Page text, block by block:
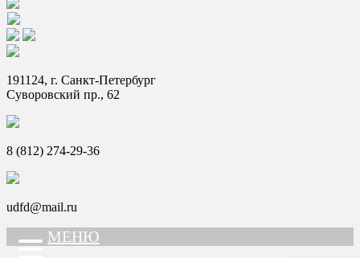
191124, г. Санкт-Петербург
Суворовский пр., 62
8 (812) 274-29-36
udfd@mail.ru
МЕНЮ